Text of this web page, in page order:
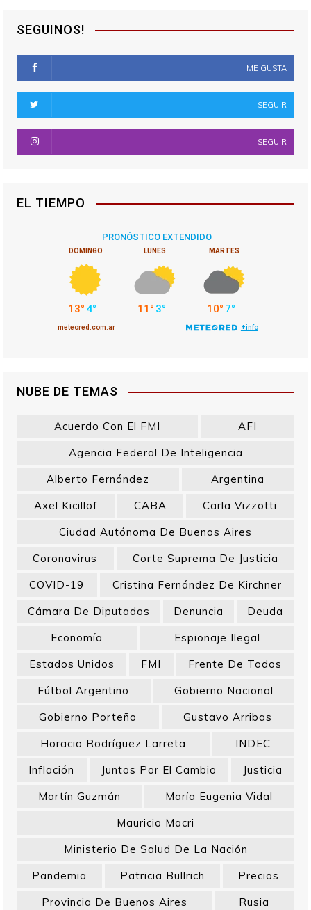
SEGUINOS!
ME GUSTA
SEGUIR
SEGUIR
EL TIEMPO
NUBE DE TEMAS
Acuerdo Con El FMI
AFI
Agencia Federal De Inteligencia
Alberto Fernández
Argentina
Axel Kicillof
CABA
Carla Vizzotti
Ciudad Autónoma De Buenos Aires
Coronavirus
Corte Suprema De Justicia
COVID-19
Cristina Fernández De Kirchner
Cámara De Diputados
Denuncia
Deuda
Economía
Espionaje Ilegal
Estados Unidos
FMI
Frente De Todos
Fútbol Argentino
Gobierno Nacional
Gobierno Porteño
Gustavo Arribas
Horacio Rodríguez Larreta
INDEC
Inflación
Juntos Por El Cambio
Justicia
Martín Guzmán
María Eugenia Vidal
Mauricio Macri
Ministerio De Salud De La Nación
Pandemia
Patricia Bullrich
Precios
Provincia De Buenos Aires
Rusia